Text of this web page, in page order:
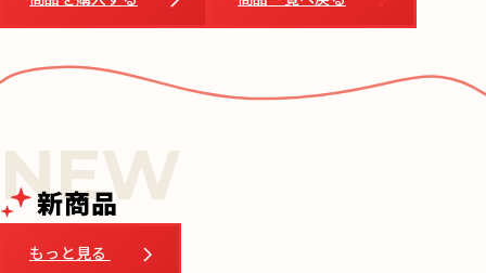
新商品
もっと見る